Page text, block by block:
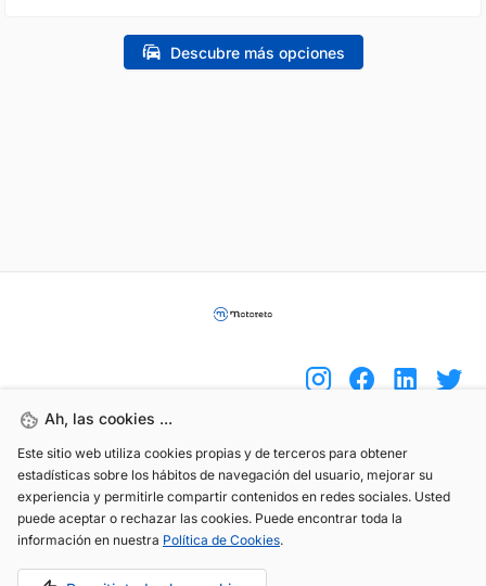
Descubre más opciones
Ah, las cookies ...
Este sitio web utiliza cookies propias y de terceros para obtener
estadísticas sobre los hábitos de navegación del usuario, mejorar su
experiencia y permitirle compartir contenidos en redes sociales. Usted
puede aceptar o rechazar las cookies. Puede encontrar toda la
información en nuestra Política de Cookies.
(+34) 744 408 070
info@motoreto.com